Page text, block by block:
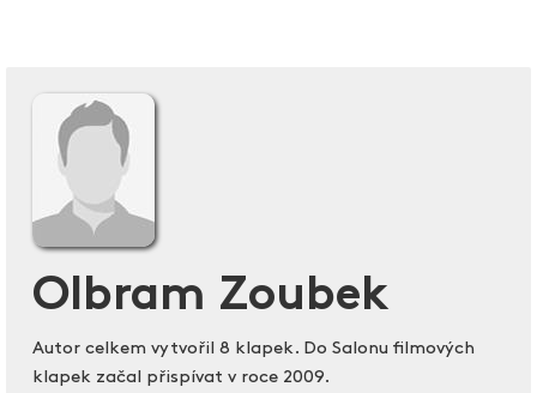
Olbram Zoubek
Autor celkem vytvořil 8 klapek. Do Salonu filmových
klapek začal přispívat v roce 2009.